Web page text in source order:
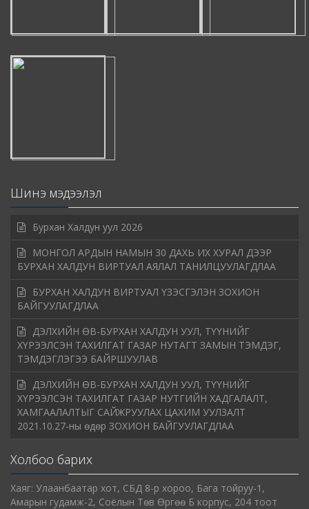
Шинэ мэдээлэл
Бурхан Халдун уул 2026
МОНГОЛ АРДЫН НАМЫН 30 ДАХЬ ИХ ХУРАЛ ДЭЭР
БУРХАН ХАЛДУН ВИРТУАЛ АЯЛАЛ ТАНИЛЦУУЛАГДЛАА
БУРХАН ХАЛДУН ВИРТУАЛ ҮЗЭСГЭЛЭН ЗОХИОН
БАЙГУУЛАГДЛАА
ДЭЛХИЙН ӨВ-БУРХАН ХАЛДУН УУЛ, ТҮҮНИЙГ
ХҮРЭЭЛСЭН ТАХИЛГАТ ГАЗАР НУТАГТ ЗАМЫН ТЭМДЭГ,
ТЭМДЭГЛЭГЭЭ БАЙРШУУЛАВ
ДЭЛХИЙН ӨВ-БУРХАН ХАЛДУН УУЛ, ТҮҮНИЙГ
ХҮРЭЭЛСЭН ТАХИЛГАТ ГАЗАР НУТГИЙН ХАДГАЛАЛТ,
ХАМГААЛАЛТЫГ САЙЖРУУЛАХ ЦАХИМ УУЛЗАЛТ
2021.10.27-ны өдөр ЗОХИОН БАЙГУУЛАГДЛАА
Холбоо барих
Хаяг: Улаанбаатар хот, СБД 8-р хороо, Бага тойруу-1,
Амарын гудамж-2, Соёлын Төв Өргөө Б корпус, 204 тоот